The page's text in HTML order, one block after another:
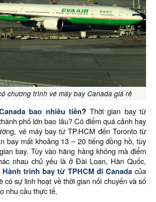
chương trình vé máy bay Canada giá rẻ
bao nhiêu tiền? Thời gian bay từ
phố lớn bao lâu? Có điểm quá cảnh hay
vé máy bay từ TP.HCM đến Toronto từ
bay mất khoảng 13 – 20 tiếng đồng hồ, tùy
bay. Tùy vào hãng hàng không mà điểm
nhau chủ yếu là ở Đài Loan, Hàn Quốc,
Hành trình bay từ TPHCM đi Canada của
có sự linh hoạt về thời gian nối chuyến và số
nhu cầu thực tế.